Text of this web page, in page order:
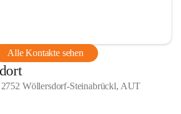
Alle Kontakte sehen
2752 Wöllersdorf-Steinabrückl, AUT